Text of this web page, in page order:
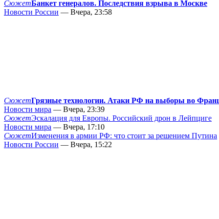
СюжетБанкет генералов. Последствия взрыва в Москве
Новости России — Вчера, 23:58
СюжетГрязные технологии. Атаки РФ на выборы во
Новости мира — Вчера, 23:39
СюжетЭскалация для Европы. Российский дрон в Лейпциге
Новости мира — Вчера, 17:10
СюжетИзменения в армии РФ: что стоит за решением Путина
Новости России — Вчера, 15:22